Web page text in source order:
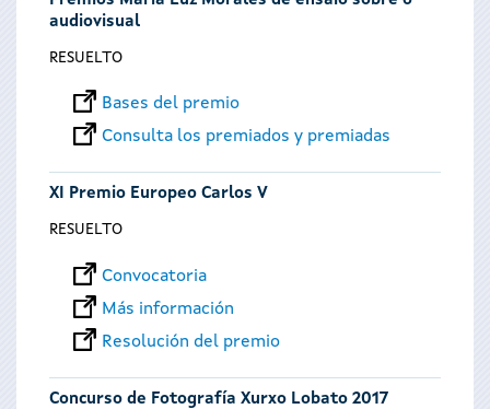
audiovisual
RESUELTO
Bases del premio
Consulta los premiados y premiadas
XI Premio Europeo Carlos V
RESUELTO
Convocatoria
Más información
Resolución del premio
Concurso de Fotografía Xurxo Lobato 2017